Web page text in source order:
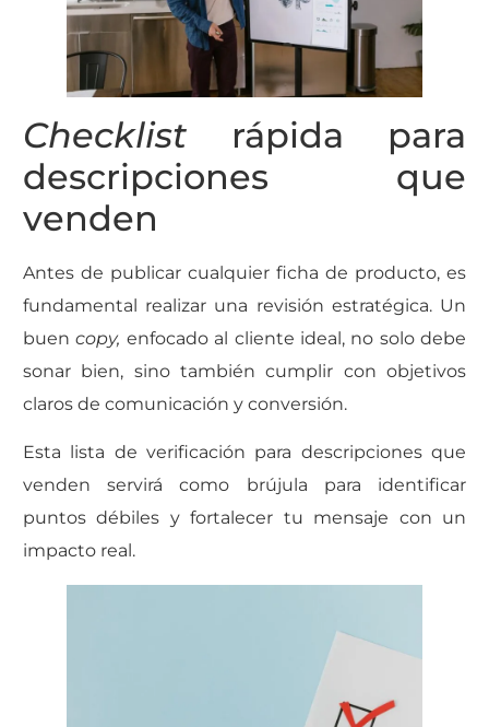
Checklist rápida para
descripciones que
venden
Antes de publicar cualquier ficha de producto, es
fundamental realizar una revisión estratégica. Un
buencopy, enfocado al cliente ideal, no solo debe
sonar bien, sino también cumplir con objetivos
claros de comunicación y conversión.
Esta lista de verificación para descripciones que
venden servirá como brújula para identificar
puntos débiles y fortalecer tu mensaje con un
impacto real.